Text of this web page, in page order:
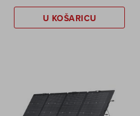
U KOŠARICU